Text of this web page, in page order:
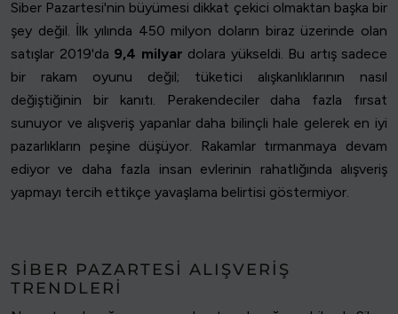
Siber Pazartesi'nin büyümesi dikkat çekici olmaktan başka bir
şey değil. İlk yılında 450 milyon doların biraz üzerinde olan
satışlar 2019'da 9,4 milyar dolara yükseldi. Bu artış sadece
bir rakam oyunu değil; tüketici alışkanlıklarının nasıl
değiştiğinin bir kanıtı. Perakendeciler daha fazla fırsat
sunuyor ve alışveriş yapanlar daha bilinçli hale gelerek en iyi
pazarlıkların peşine düşüyor. Rakamlar tırmanmaya devam
ediyor ve daha fazla insan evlerinin rahatlığında alışveriş
yapmayı tercih ettikçe yavaşlama belirtisi göstermiyor.
SIBER PAZARTESI ALIŞVERIŞ
TRENDLERI